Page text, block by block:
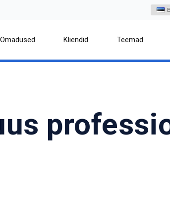
Omadused Kliendid Teemad